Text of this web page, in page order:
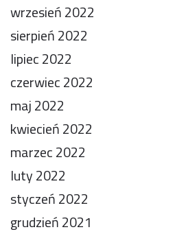
wrzesień 2022
sierpień 2022
lipiec 2022
czerwiec 2022
maj 2022
kwiecień 2022
marzec 2022
luty 2022
styczeń 2022
grudzień 2021